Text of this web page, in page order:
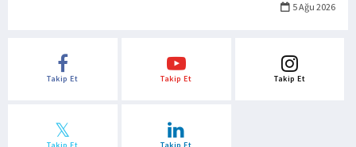
5 Ağu 2026
Takip Et Takip Et Takip Et